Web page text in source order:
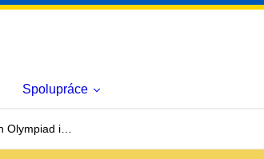
Spolupráce
Olympiad i…